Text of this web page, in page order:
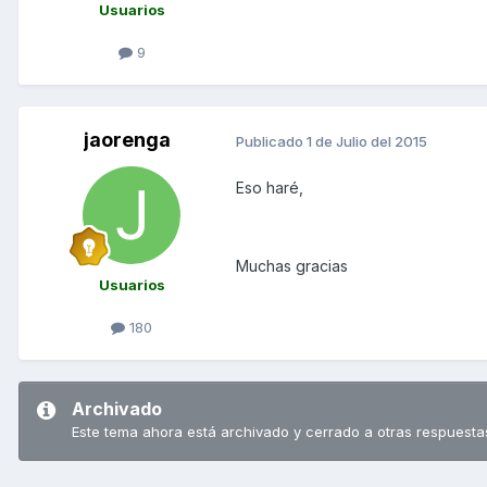
Usuarios
9
jaorenga
Usuarios
180
Publicado 1 de Julio del 2015
Eso haré,
Muchas gracias
Archivado
Este tema ahora está archivado y cerrado a otras